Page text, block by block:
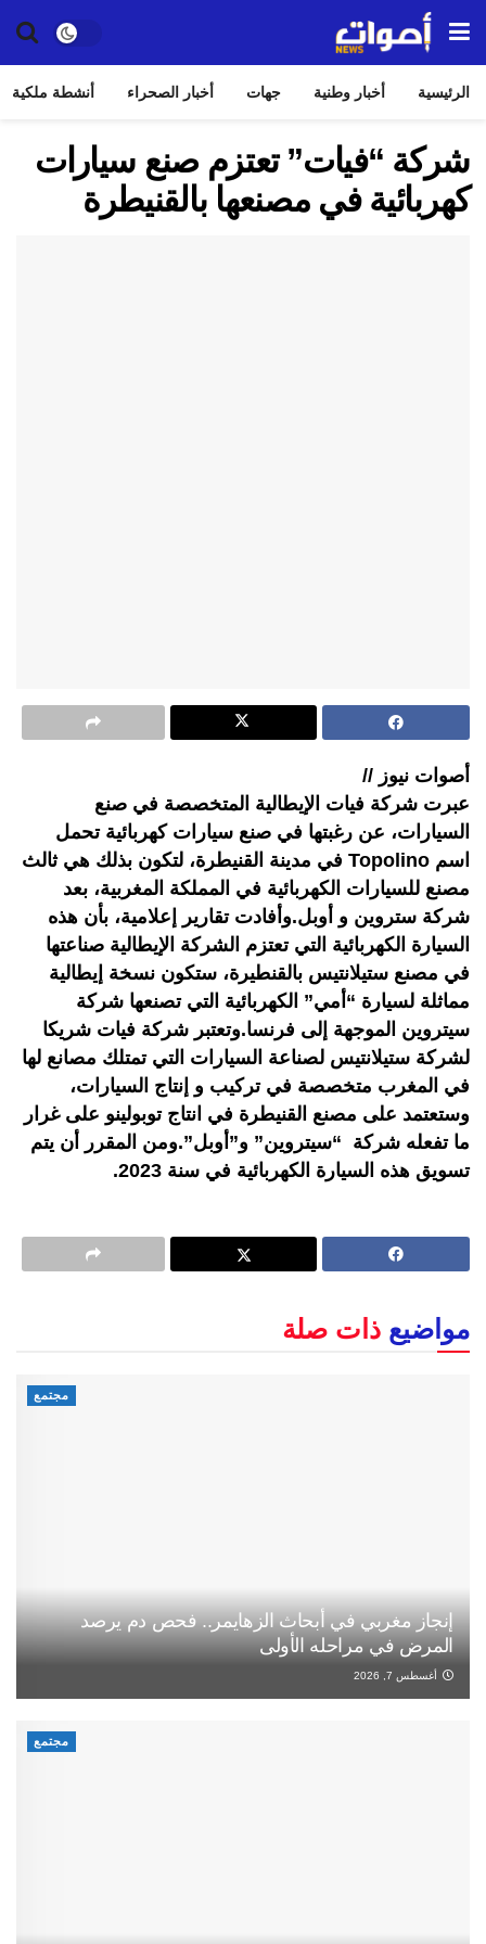
الرئيسية أخبار وطنية جهات أخبار الصحراء أنشطة ملكية
شركة “فيات” تعتزم صنع سيارات
كهربائية في مصنعها بالقنيطرة
أصوات نيوز //
عبرت شركة فيات الإيطالية المتخصصة في صنع
السيارات، عن رغبتها في صنع سيارات كهربائية تحمل
اسم Topolino في مدينة القنيطرة، لتكون بذلك هي ثالث
مصنع للسيارات الكهربائية في المملكة المغربية، بعد
شركة ستروين و أوبل.وأفادت تقارير إعلامية، بأن هذه
السيارة الكهربائية التي تعتزم الشركة الإيطالية صناعتها
في مصنع ستيلانتيس بالقنطيرة، ستكون نسخة إيطالية
مماثلة لسيارة “أمي” الكهربائية التي تصنعها شركة
سيتروين الموجهة إلى فرنسا.وتعتبر شركة فيات شريكا
لشركة ستيلانتيس لصناعة السيارات التي تمتلك مصانع لها
في المغرب متخصصة في تركيب و إنتاج السيارات،
وستعتمد على مصنع القنيطرة في انتاج توبولينو على غرار
ما تفعله شركة “سيتروين” و”أوبل”.ومن المقرر أن يتم
تسويق هذه السيارة الكهربائية في سنة 2023.
مواضيع ذات صلة
مجتمع
إنجاز مغربي في أبحاث الزهايمر.. فحص دم يرصد
المرض في مراحله الأولى
أغسطس 7, 2026
مجتمع